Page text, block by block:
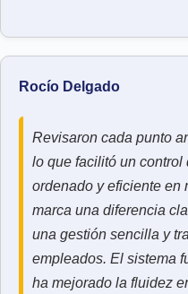
Rocío Delgado
Revisaron cada punto
lo que facilitó un control
ordenado y eficiente en
marca una diferencia
una gestión sencilla y
empleados. El sistema
ha mejorado la fluidez